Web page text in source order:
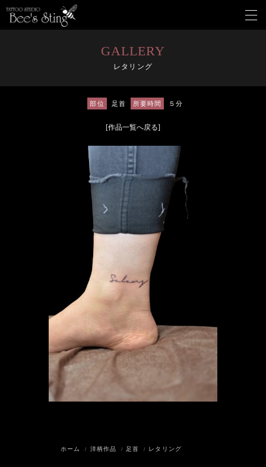
メ
ニ
GALLERY
レタリング
部位 足首 所要時間 ５分
ホーム 洋柄作品 足首 レタリング